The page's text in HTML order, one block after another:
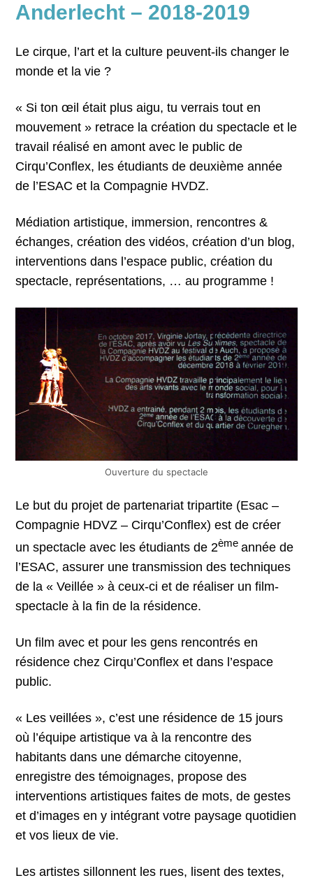
Anderlecht – 2018-2019
Le cirque, l’art et la culture peuvent-ils changer le
monde et la vie ?
« Si ton œil était plus aigu, tu verrais tout en
mouvement » retrace la création du spectacle et le
travail réalisé en amont avec le public de
Cirqu’Conflex, les étudiants de deuxième année
de l’ESAC et la Compagnie HVDZ.
Médiation artistique, immersion, rencontres &
échanges, création des vidéos, création d’un blog,
interventions dans l’espace public, création du
spectacle, représentations, … au programme !
Ouverture du spectacle
Le but du projet de partenariat tripartite (Esac –
Compagnie HDVZ – Cirqu’Conflex) est de créer
un spectacle avec les étudiants de 2ème année de
l’ESAC, assurer une transmission des techniques
de la « Veillée » à ceux-ci et de réaliser un film-
spectacle à la fin de la résidence.
Un film avec et pour les gens rencontrés en
résidence chez Cirqu’Conflex et dans l’espace
public.
« Les veillées », c’est une résidence de 15 jours
où l’équipe artistique va à la rencontre des
habitants dans une démarche citoyenne,
enregistre des témoignages, propose des
interventions artistiques faites de mots, de gestes
et d’images en y intégrant votre paysage quotidien
et vos lieux de vie.
Les artistes sillonnent les rues, lisent des textes,